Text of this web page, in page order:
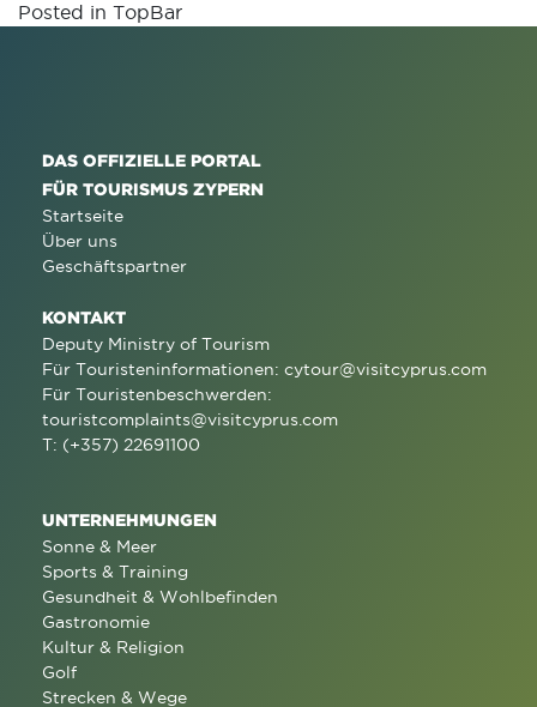
Posted in TopBar
DAS OFFIZIELLE PORTAL
FÜR TOURISMUS ZYPERN
Startseite
Über uns
Geschäftspartner
KONTAKT
Deputy Ministry of Tourism
Für Touristeninformationen: cytour@visitcyprus.com
Für Touristenbeschwerden:
touristcomplaints@visitcyprus.com
T: (+357) 22691100
UNTERNEHMUNGEN
Sonne & Meer
Sports & Training
Gesundheit & Wohlbefinden
Gastronomie
Kultur & Religion
Golf
Strecken & Wege